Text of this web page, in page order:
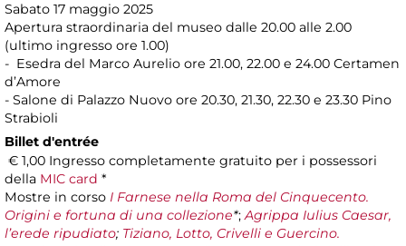
Sabato 17 maggio 2025
Apertura straordinaria del museo dalle 20.00 alle 2.00
(ultimo ingresso ore 1.00)
- Esedra del Marco Aurelio ore 21.00, 22.00 e 24.00 Certamen
d’Amore
- Salone di Palazzo Nuovo ore 20.30, 21.30, 22.30 e 23.30 Pino
Strabioli
Billet d'entrée
€ 1,00 Ingresso completamente gratuito per i possessori
della MIC card *
Mostre in corso I Farnese nella Roma del Cinquecento.
Origini e fortuna di una collezione*; Agrippa Iulius Caesar,
l’erede ripudiato; Tiziano, Lotto, Crivelli e Guercino.